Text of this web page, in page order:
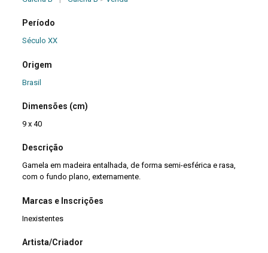
Período
Século XX
Origem
Brasil
Dimensões (cm)
9 x 40
Descrição
Gamela em madeira entalhada, de forma semi-esférica e rasa,
com o fundo plano, externamente.
Marcas e Inscrições
Inexistentes
Artista/Criador